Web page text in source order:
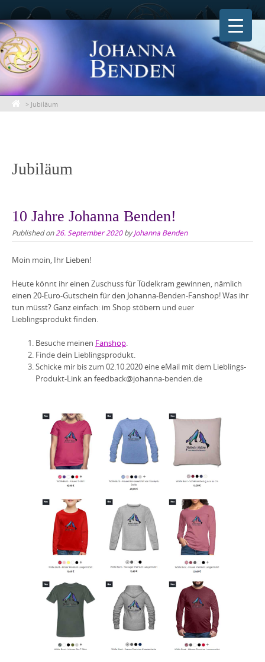
Skip
to
content
> Jubiläum
Jubiläum
10 Jahre Johanna Benden!
Published on26. September 2020byJohanna Benden
Moin moin, Ihr Lieben!
Heute könnt ihr einen Zuschuss für Tüdelkram gewinnen, nämlich
einen 20-Euro-Gutschein für den Johanna-Benden-Fanshop! Was ihr
tun müsst? Ganz einfach: im Shop stöbern und euer
Lieblingsprodukt finden.
Besuche meinen Fanshop.
Finde dein Lieblingsprodukt.
Schicke mir bis zum 02.10.2020 eine eMail mit dem Lieblings-
Produkt-Link an feedback@johanna-benden.de